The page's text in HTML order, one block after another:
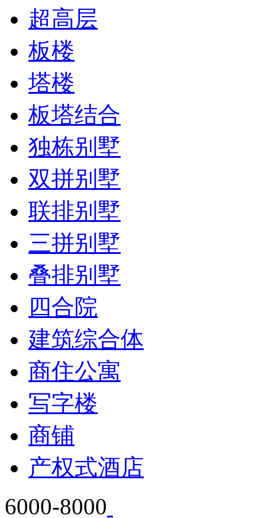
超高层
板楼
塔楼
板塔结合
独栋别墅
双拼别墅
联排别墅
三拼别墅
叠排别墅
四合院
建筑综合体
商住公寓
写字楼
商铺
产权式酒店
6000-8000